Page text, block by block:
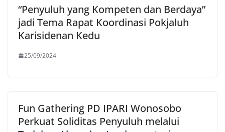
“Penyuluh yang Kompeten dan Berdaya”
jadi Tema Rapat Koordinasi Pokjaluh
Karisidenan Kedu
25/09/2024
Fun Gathering PD IPARI Wonosobo
Perkuat Soliditas Penyuluh melalui